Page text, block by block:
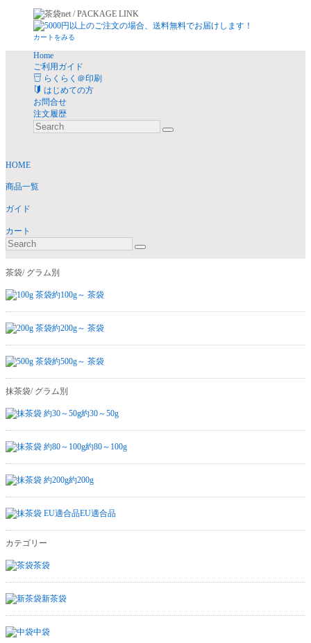
カートをみる
Home
ご利用ガイド
らくらく＠印刷
はじめての方
お問合せ
注文履歴
HOME
商品一覧
ガイド
カート
茶袋/ グラム別
約100g～ 茶袋
約200g～ 茶袋
約500g～ 茶袋
抹茶袋/ グラム別
約30～50g
約80～100g
約200g
EU適合品
カテゴリー
茶袋
新茶袋
中袋